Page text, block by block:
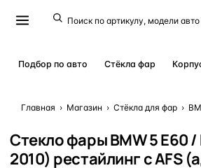
Подбор по авто Стёкла фар
Главная › Магазин › Стёкла для фар ›
Стекло фары BMW 5 E60 /
2010) рестайлинг с AFS